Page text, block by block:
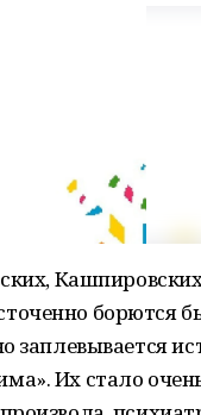
борются
заплевывается
Их стало